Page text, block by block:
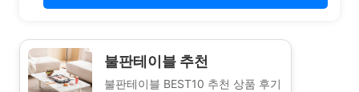
불판테이블 추천
불판테이블 BEST10 추천 상품 후기